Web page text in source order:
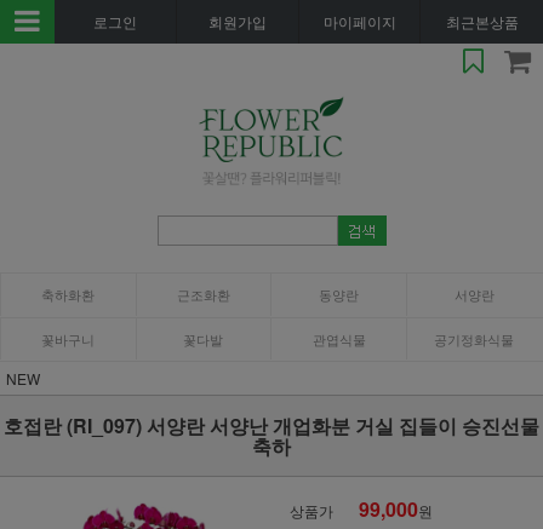
로그인 회원가입 마이페이지 최근본상품
축하화환 근조화환 동양란 서양란
꽃바구니 꽃다발 관엽식물 공기정화식물
NEW
호접란 (RI_097) 서양란 서양난 개업화분 거실 집들이 승진선물
축하
상품가 99,000원